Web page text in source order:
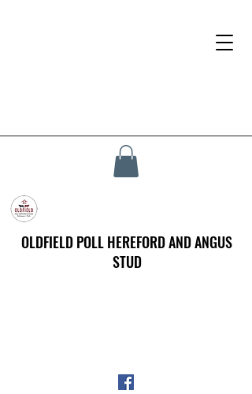
OLDFIELD POLL HEREFORD AND ANGUS
STUD